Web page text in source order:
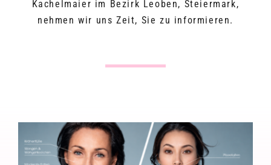
Kachelmaier im Bezirk Leoben, Steiermark,
nehmen wir uns Zeit, Sie zu informieren.